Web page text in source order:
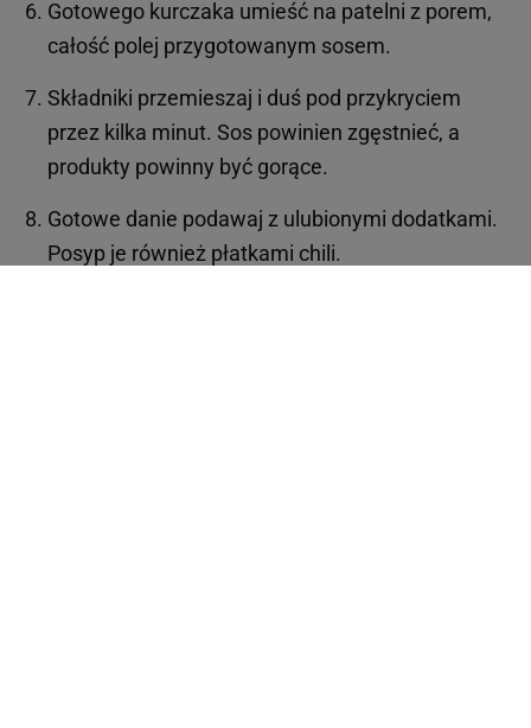
Gotowego kurczaka umieść na patelni z porem,
całość polej przygotowanym sosem.
Składniki przemieszaj i duś pod przykryciem
przez kilka minut. Sos powinien zgęstnieć, a
produkty powinny być gorące.
Gotowe danie podawaj z ulubionymi dodatkami.
Posyp je również płatkami chili.